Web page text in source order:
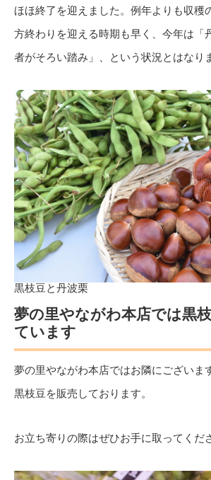
ほほ終了を迎えました。例年よりも収穫
方終わりを迎える時期も早く、今年は「
者がそろい踏み」、という状況とはなり
黒枝豆と丹波栗
夢の里やながわ本店では黒
ています
夢の里やながわ本店ではお隣にございま
黒枝豆を販売しております。
お立ち寄りの際はぜひお手に取ってくだ